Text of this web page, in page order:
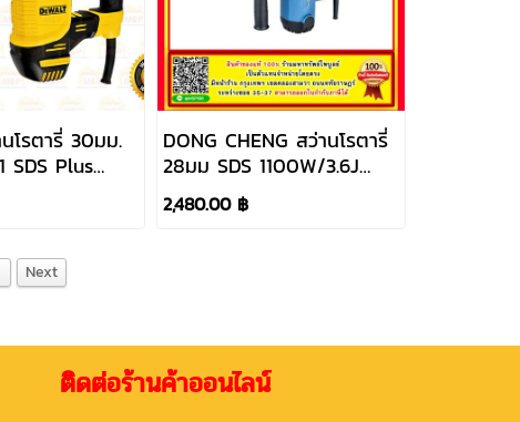
โรตารี่ 30มม.
SDS Plus
DONG CHENG สว่านโรตารี่
28มม SDS 1100W/3.6J
DZC03-28
2,480.00 ฿
Next
ร้านค้าออนไลน์